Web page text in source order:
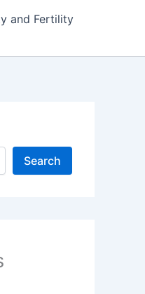
and Fertility
Search